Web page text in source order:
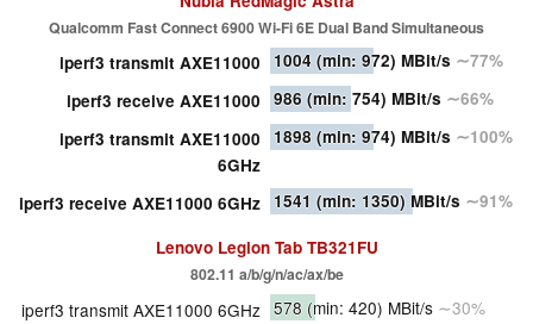
Qualcomm Fast Connect 6900 Wi-Fi 6E Dual Band Simultaneous
iperf3 transmit AXE11000 1004 (min: 972) MBit/s ∼77%
iperf3 receive AXE11000
986 (min: 754) MBit/s ∼66%
iperf3 transmit AXE11000
6GHz
1898 (min: 974) MBit/s ∼100%
iperf3 receive AXE11000 6GHz 1541 (min: 1350) MBit/s ∼91%
Lenovo Legion Tab TB321FU
802.11 a/​b/​g/​n/​ac/​ax/​be
iperf3 transmit AXE11000 6GHz 578 (min: 420) MBit/s ∼30%